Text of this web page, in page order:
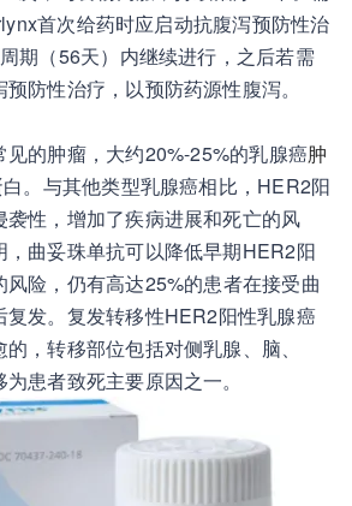
首次给药时应启动抗腹泻预防性治
期（56天）内继续进行，之后若需
防性治疗，以预防药源性腹泻。
的肿瘤，大约20%-25%的乳腺癌肿
。与其他类型乳腺癌相比，HER2阳
性，增加了疾病进展和死亡的风
，曲妥珠单抗可以降低早期HER2阳
险，仍有高达25%的患者在接受曲
复发。复发转移性HER2阳性乳腺癌
，转移部位包括对侧乳腺、脑、
患者致死主要原因之一。